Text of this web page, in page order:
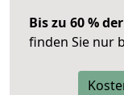
Bis zu 60 %
finden Sie nur